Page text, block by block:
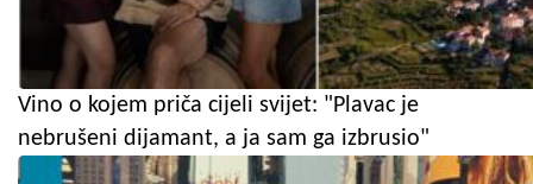
Vino o kojem priča cijeli svijet: "Plavac je
nebrušeni dijamant, a ja sam ga izbrusio"